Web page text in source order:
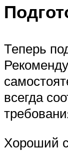
Теперь
всегда
Хороший